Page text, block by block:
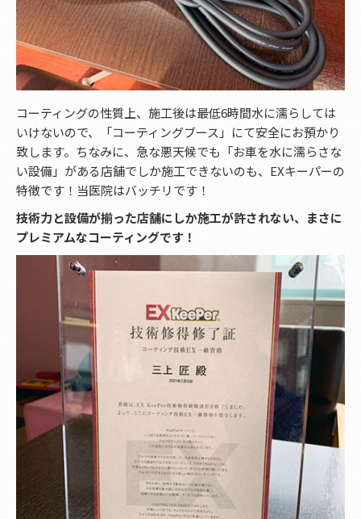
コーティングの性質上、施工後は最低6時間水に濡らしては
いけないので、「コーティングブース」にて安全にお預かり
致します。ちなみに、急な悪天候でも「お車を水に濡らさな
い設備」がある店舗でしか施工できないのも、EXキーパーの
特徴です！当医院はバッチリです！
技術力と設備が揃った店舗にしか施工が許されない、まさに
プレミアムなコーティングです！